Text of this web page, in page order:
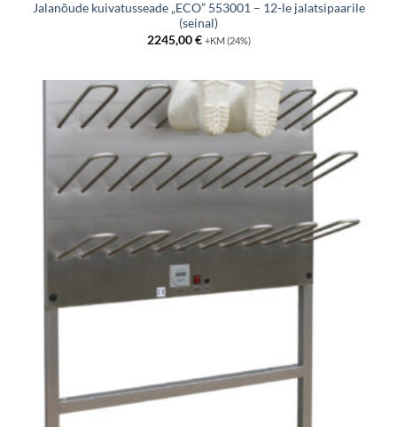
Jalanõude kuivatusseade „ECO” 553001 – 12-le jalatsipaarile
(seinal)
2245,00€ +KM (24%)